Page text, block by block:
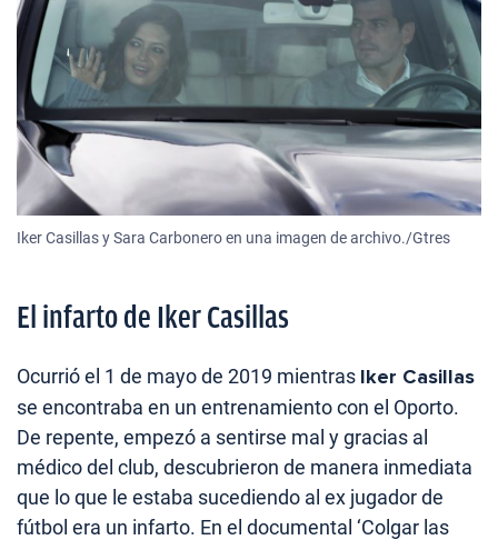
Iker Casillas y Sara Carbonero en una imagen de archivo./Gtres
El infarto de Iker Casillas
Ocurrió el 1 de mayo de 2019 mientras Iker Casillas
se encontraba en un entrenamiento con el Oporto.
De repente, empezó a sentirse mal y gracias al
médico del club, descubrieron de manera inmediata
que lo que le estaba sucediendo al ex jugador de
fútbol era un infarto. En el documental ‘Colgar las